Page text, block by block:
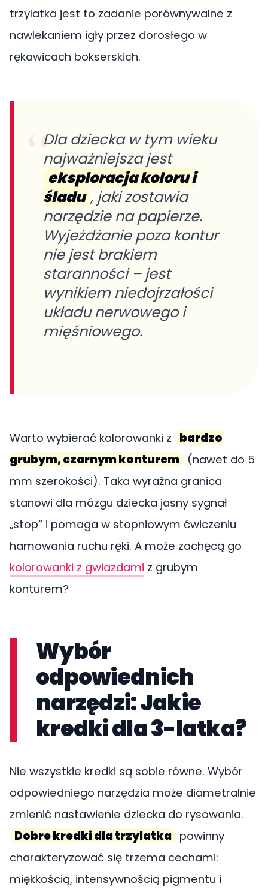
trzylatka jest to zadanie porównywalne z
nawlekaniem igły przez dorosłego w
rękawicach bokserskich.
Dla dziecka w tym wieku
najważniejsza jest
eksploracja koloru i
śladu , jaki zostawia
narzędzie na papierze.
Wyjeżdżanie poza kontur
nie jest brakiem
staranności – jest
wynikiem niedojrzałości
układu nerwowego i
mięśniowego.
Warto wybierać kolorowanki z bardzo
grubym, czarnym konturem (nawet do 5
mm szerokości). Taka wyraźna granica
stanowi dla mózgu dziecka jasny sygnał
„stop” i pomaga w stopniowym ćwiczeniu
hamowania ruchu ręki. A może zachęcą go
kolorowanki z gwiazdami z grubym
konturem?
Wybór
odpowiednich
narzędzi: Jakie
kredki dla 3-latka?
Nie wszystkie kredki są sobie równe. Wybór
odpowiedniego narzędzia może diametralnie
zmienić nastawienie dziecka do rysowania.
Dobre kredki dla trzylatka powinny
charakteryzować się trzema cechami:
miękkością, intensywnością pigmentu i